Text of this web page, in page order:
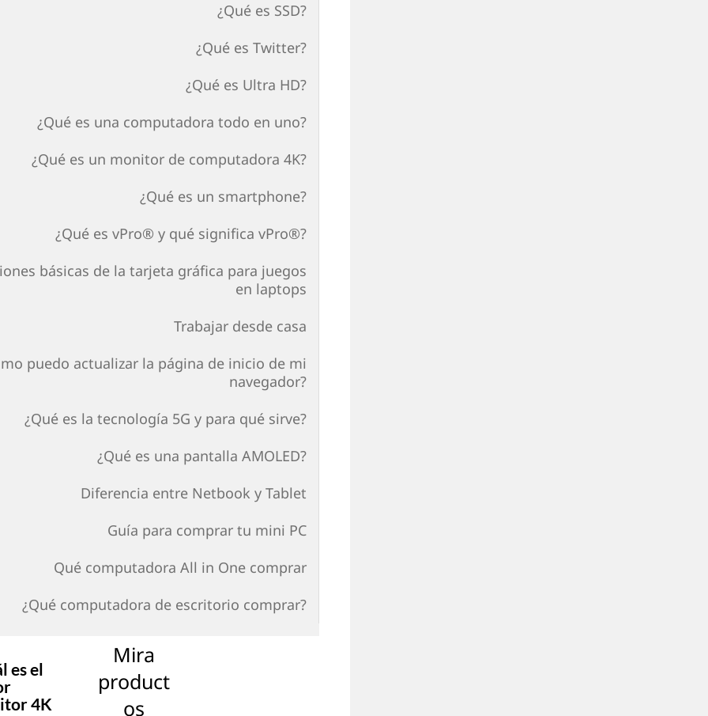
¿Qué es SSD?
¿Qué es Twitter?
¿Qué es Ultra HD?
¿Qué es una computadora todo en uno?
¿Qué es un monitor de computadora 4K?
¿Qué es un smartphone?
¿Qué es vPro® y qué significa vPro®?
básicas de la tarjeta gráfica para juegos
en laptops
Trabajar desde casa
puedo actualizar la página de inicio de mi
navegador?
¿Qué es la tecnología 5G y para qué sirve?
¿Qué es una pantalla AMOLED?
Diferencia entre Netbook y Tablet
Guía para comprar tu mini PC
Qué computadora All in One comprar
¿Qué computadora de escritorio comprar?
es el
4K
Mira
product
os